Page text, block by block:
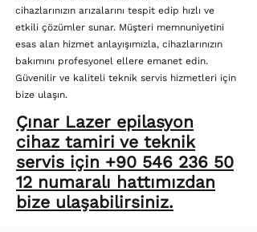
cihazlarınızın arızalarını tespit edip hızlı ve
etkili çözümler sunar. Müşteri memnuniyetini
esas alan hizmet anlayışımızla, cihazlarınızın
bakımını profesyonel ellere emanet edin.
Güvenilir ve kaliteli teknik servis hizmetleri için
bize ulaşın.
Çınar Lazer epilasyon
cihaz tamiri ve teknik
servis için +90 546 236 50
12 numaralı hattımızdan
bize ulaşabilirsiniz.